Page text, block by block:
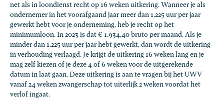
net als in loondienst recht op 16 weken uitkering. Wanneer je als
ondernemer in het voorafgaand jaar meer dan 1.225 uur per jaar
gewerkt hebt voor je onderneming, heb je recht op het
minimumloon. In 2023 is dat € 1.934,40 bruto per maand. Als je
minder dan 1.225 uur per jaar hebt gewerkt, dan wordt de uitkering
in verhouding verlaagd. Je krijgt de uitkering 16 weken lang en je
mag zelf kiezen of je deze 4 of 6 weken voor de uitgerekende
datum in laat gaan. Deze uitkering is aan te vragen bij het UWV
vanaf 24 weken zwangerschap tot uiterlijk 2 weken voordat het
verlof ingaat.